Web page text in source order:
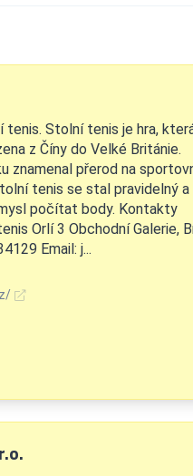
Stolní tenis je hra,
z Číny do Velké Británie.
znamenal přerod na
tenis se stal pravidelný a
počítat body. Kontakty
Orlí 3 Obchodní Galerie,
Email: j...